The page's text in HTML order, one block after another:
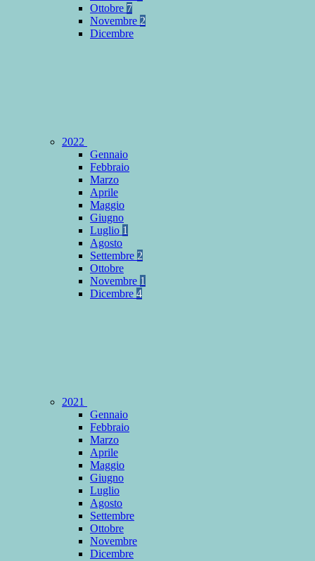
Ottobre 7
Novembre 2
Dicembre
2022
Gennaio
Febbraio
Marzo
Aprile
Maggio
Giugno
Luglio 1
Agosto
Settembre 2
Ottobre
Novembre 1
Dicembre 4
2021
Gennaio
Febbraio
Marzo
Aprile
Maggio
Giugno
Luglio
Agosto
Settembre
Ottobre
Novembre
Dicembre